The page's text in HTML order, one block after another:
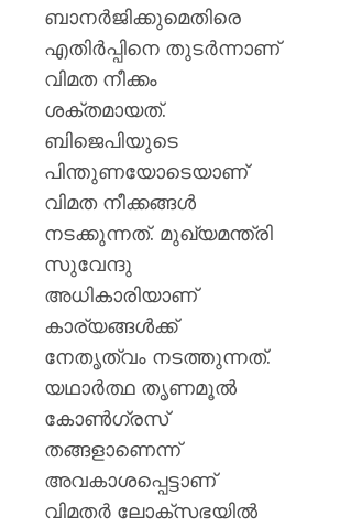
ബാനര്‍ജിക്കുമെതിരെ
എതിര്‍പ്പിനെ തുടര്‍ന്നാണ്
വിമത നീക്കം
ശക്തമായത്.
ബിജെപിയുടെ
പിന്തുണയോടെയാണ്
വിമത നീക്കങ്ങള്‍
നടക്കുന്നത്. മുഖ്യമന്ത്രി
സുവേന്ദു
അധികാരിയാണ്
കാര്യങ്ങള്‍ക്ക്
നേതൃത്വം നടത്തുന്നത്.
യഥാര്‍ത്ഥ തൃണമൂല്‍
കോണ്‍ഗ്രസ്
തങ്ങളാണെന്ന്
അവകാശപ്പെട്ടാണ്
വിമതര്‍ ലോക്സഭയില്‍